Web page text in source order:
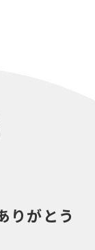
りがとう